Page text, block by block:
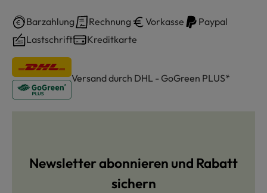
Barzahlung Rechnung Vorkasse
Paypal
Lastschrift
Kreditkarte
Versand durch DHL - GoGreen PLUS*
Newsletter abonnieren und Rabatt
sichern